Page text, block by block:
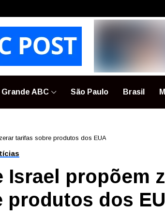
Grande ABC São Paulo Brasil
tarifas sobre produtos dos EUA
Israel propõem
produtos dos